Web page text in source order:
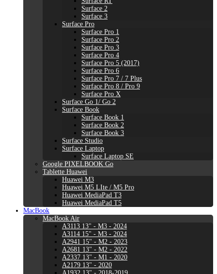
Surface 2
Surface 3
Surface Pro
Surface Pro 1
Surface Pro 2
Surface Pro 3
Surface Pro 4
Surface Pro 5 (2017)
Surface Pro 6
Surface Pro 7 / 7 Plus
Surface Pro 8 / Pro 9
Surface Pro X
Surface Go 1/ Go 2
Surface Book
Surface Book 1
Surface Book 2
Surface Book 3
Surface Studio
Surface Laptop
Surface Laptop SE
Google PIXELBOOK Go
Tablette Huawei
Huawei M3
Huawei M5 LIte / M5 Pro
Huawei MediaPad T3
Huawei MediaPad T5
MacBook
MacBook Air
A3113 13" - M3 - 2024
A3114 15" - M3 - 2024
A2941 15" - M2 - 2023
A2681 13" - M2 - 2022
A2337 13" - M1 - 2020
A2179 13" - 2020